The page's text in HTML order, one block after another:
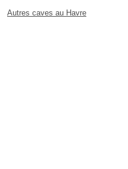
Autres caves au Havre